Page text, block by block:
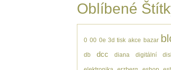
Oblíbené
0 00 0e 3d tisk akce bazar
db dcc diana digitální